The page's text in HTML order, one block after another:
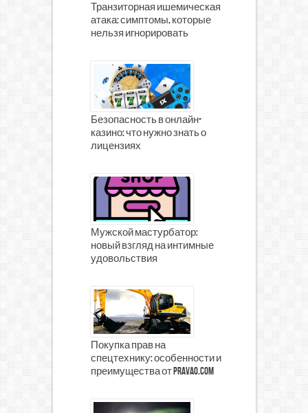
Транзиторная ишемическая
атака: симптомы, которые
нельзя игнорировать
Безопасность в онлайн-
казино: что нужно знать о
лицензиях
Мужской мастурбатор:
новый взгляд на интимные
удовольствия
Покупка прав на
спецтехнику: особенности и
преимущества от prava0.com